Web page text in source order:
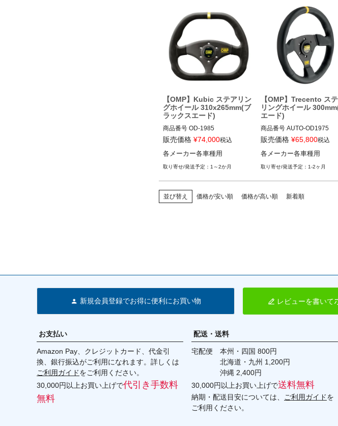
【OMP】Kubic ステアリン
グホイール 310x265mm(ブ
ラックスエード)
商品番号 OD-1985
販売価格 ¥74,000税込
各メーカー各車種用
1～2か月
【OMP】Trecento ス
リングホイール
エード)
商品番号 AUTO-OD1975
OD1975
12ECS"OD/1975"
販売価格 ¥65,800税込
各メーカー各車種用
1-2ヶ月
並び替え 価格が安い順 価格が高い順 新着順
新規会員登録でお得に便利にお買い物 レビューを書いて
お支払い
Amazon Pay、クレジットカード、代金引
換、銀行振込がご利用になれます。詳しくは
ご利用ガイドをご利用ください。
30,000円以上お買い上げで代引き手数料
無料
配送・送料
宅配便 本州・四国 800円
北海道・九州 1,200円
沖縄 2,400円
30,000円以上お買い上げで送料無料
納期・配送目安については、 ご利用ガイドを
ご利用ください。